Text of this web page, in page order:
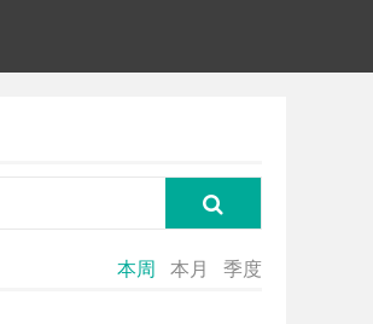
本周 本月 季度